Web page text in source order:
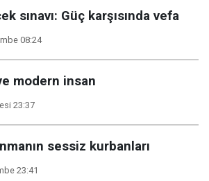
sınavı: Güç karşısında vefa
08:24
modern insan
23:37
sessiz kurbanları
23:41